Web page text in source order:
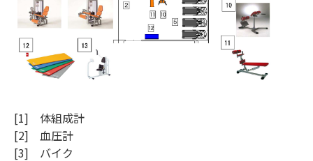
[1] 体組成計
[2] 血圧計
[3] バイク